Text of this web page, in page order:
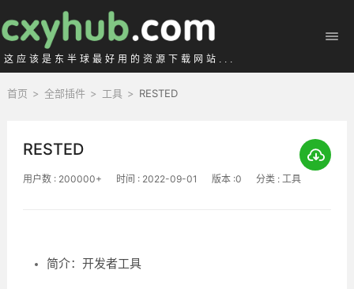
这应该是东半球最好用的资源下载网站...
首页 > 全部插件 > 工具 > RESTED
RESTED
用户数 : 200000+ 时间 : 2022-09-01 版本 :0 分类 : 工具
简介：开发者工具